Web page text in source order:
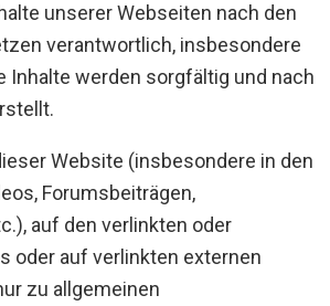
unserer Webseiten nach den
verantwortlich, insbesondere
Inhalte werden sorgfältig und nach
Website (insbesondere in den
Forumsbeiträgen,
auf den verlinkten oder
oder auf verlinkten externen
zu allgemeinen